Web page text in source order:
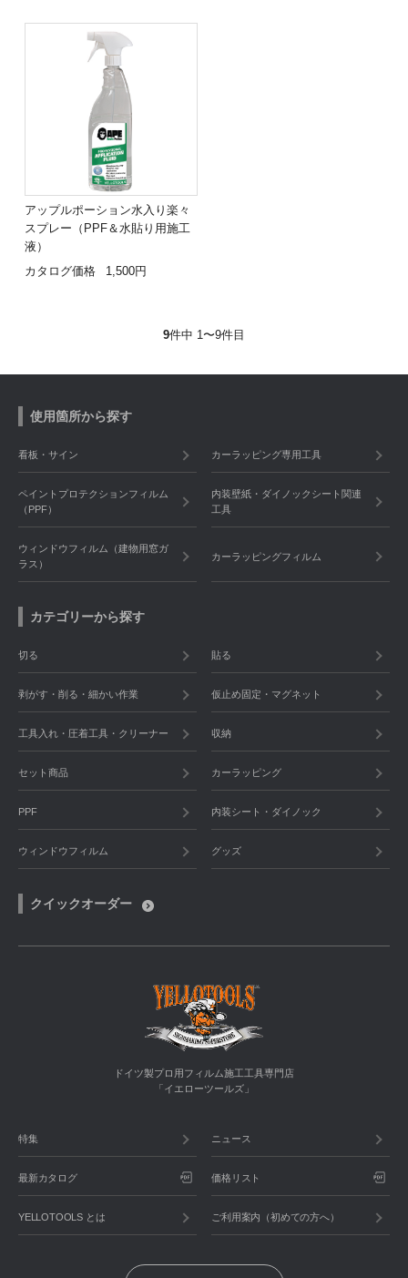
アップルポーション水入り楽々
スプレー（PPF＆水貼り用施工
液）
カタログ価格
1,500円
9件中 1〜9件目
使用箇所から探す
看板・サイン カーラッピング専用工具
ペイントプロテクションフィルム
（PPF）
内装壁紙・ダイノックシート関連
工具
ウィンドウフィルム（建物用窓ガ
ラス）
カーラッピングフィルム
カテゴリーから探す
切る 貼る
剥がす・削る・細かい作業 仮止め固定・マグネット
工具入れ・圧着工具・クリーナー 収納
セット商品 カーラッピング
PPF 内装シート・ダイノック
ウィンドウフィルム グッズ
クイックオーダー
ドイツ製プロ用フィルム施工工具専門店
「イエローツールズ」
特集 ニュース
最新カタログ 価格リスト
YELLOTOOLS とは ご利用案内（初めての方へ）